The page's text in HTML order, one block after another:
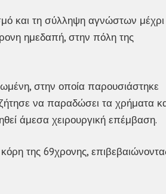
και τη σύλληψη αγνώστων μέχρι
ημεδαπή, στην πόλη της
στην οποία παρουσιάστηκε
να παραδώσει τα χρήματα
άμεσα χειρουργική επέμβαση.
της 69χρονης,